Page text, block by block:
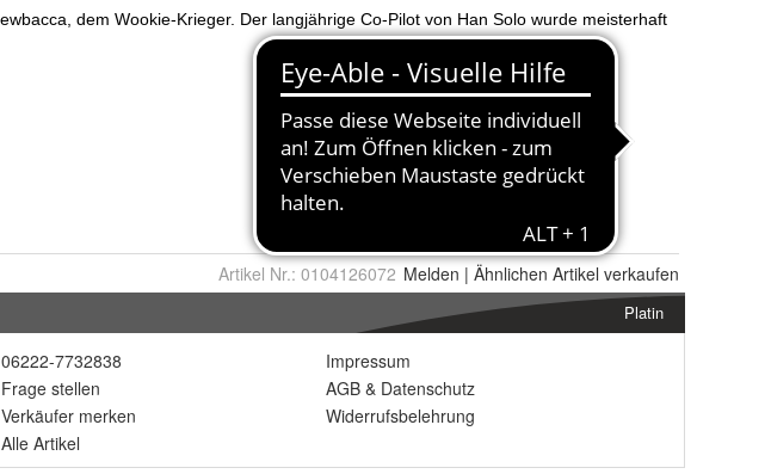
Artikel Nr.: 0104126072 Melden | Ähnlichen Artikel verkaufen
Platin
06222-7732838
Frage stellen
Verkäufer merken
Alle Artikel
Impressum
AGB & Datenschutz
Widerrufsbelehrung